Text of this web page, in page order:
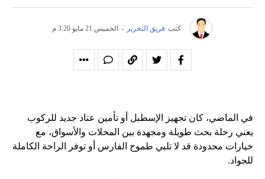
كتب فريق التحرير - الخميس 21 مايو 3:20 م
في الماضي، كان تجهيز الإسطبل أو تأمين عتاد جديد للركوب
يعني رحلة بحث طويلة ومجهدة بين المحلات والأسواق، مع
خيارات محدودة قد لا تلبي طموح الفارس أو توفر الراحة الكاملة
للجواد.